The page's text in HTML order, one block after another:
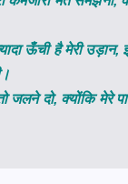
ऊँची है मेरी
जलने दो, क्योंकि मेरे